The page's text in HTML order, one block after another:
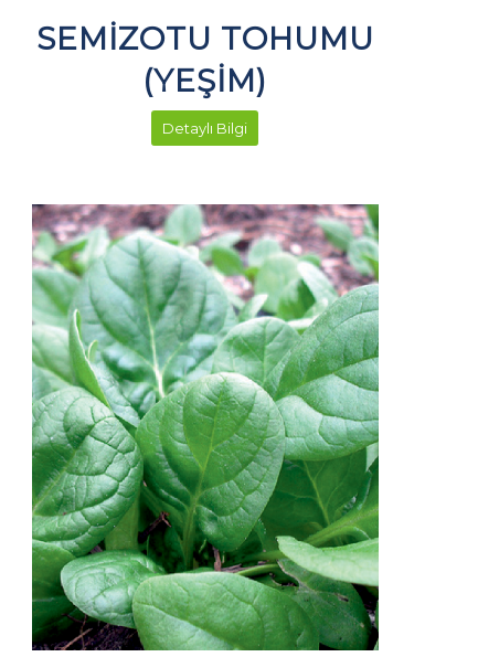
SEMİZOTU TOHUMU
(YEŞİM)
Detaylı Bilgi